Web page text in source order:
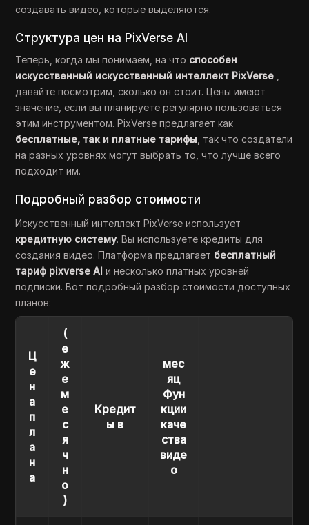
создавать видео, которые выделяются.
Структура цен на PixVerse AI
Теперь, когда мы понимаем, на что способен
искусственный искусственный интеллект PixVerse
давайте посмотрим, сколько он стоит. Цены имеют
значение, если вы планируете регулярно пользоваться
этим инструментом. PixVerse предлагает как
бесплатные, так и платные тарифы , так что создатели
на разных уровнях могут выбрать то, что лучше всего
подходит им.
Подробный разбор стоимости
Искусственный интеллект PixVerse использует
кредитную систему. Вы используете кредиты для
создания видео. Платформа предлагает бесплатный
тариф pixverse AI и несколько платных уровней
подписки. Вот подробный разбор стоимости доступных
планов:
Ц
е
н
а
п
л
а
н
а
(
е
ж
е
м
е
с
я
ч
н
о
)
Кредит
ы в
мес
яц
Фун
кции
каче
ства
виде
о